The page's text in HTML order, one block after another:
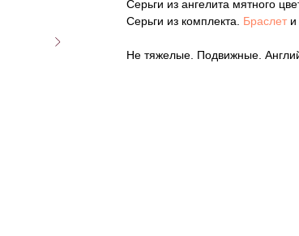
Серьги из ангелита мятного
Серьги из комплекта. Браслети
Не тяжелые. Подвижные.